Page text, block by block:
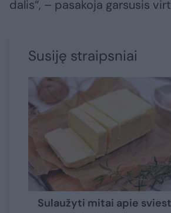
dalis“, – pasakoja garsusis
Susiję straipsniai
Sulaužyti mitai apie